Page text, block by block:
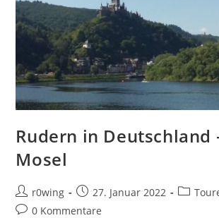
Rudern in Deutschland
Mosel
r0wing 27. Januar 2022
0 Kommentare